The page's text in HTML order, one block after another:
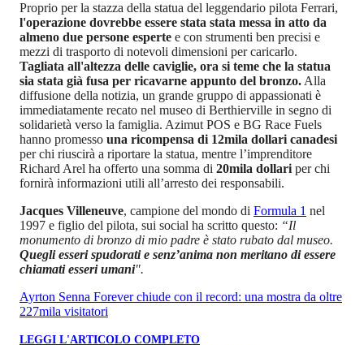
Proprio per la stazza della statua del leggendario pilota Ferrari,
l'operazione dovrebbe essere stata stata messa in atto da
almeno due persone esperte e con strumenti ben precisi e
mezzi di trasporto di notevoli dimensioni per caricarlo.
Tagliata all'altezza delle caviglie, ora si teme che la statua
sia stata già fusa per ricavarne appunto del bronzo. Alla
diffusione della notizia, un grande gruppo di appassionati è
immediatamente recato nel museo di Berthierville in segno di
solidarietà verso la famiglia. Azimut POS e BG Race Fuels
hanno promesso una ricompensa di 12mila dollari canadesi
per chi riuscirà a riportare la statua, mentre l’imprenditore
Richard Arel ha offerto una somma di 20mila dollari per chi
fornirà informazioni utili all’arresto dei responsabili.
Jacques Villeneuve, campione del mondo di Formula 1 nel
1997 e figlio del pilota, sui social ha scritto questo: “Il
monumento di bronzo di mio padre è stato rubato dal museo.
Quegli esseri spudorati e senz’anima non meritano di essere
chiamati esseri umani".
Ayrton Senna Forever chiude con il record: una mostra da oltre
227mila visitatori
LEGGI L'ARTICOLO COMPLETO